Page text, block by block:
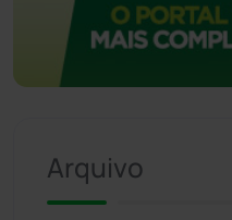
Arquivo